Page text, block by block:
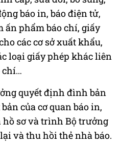
báo in, báo điện tử,
ấn phẩm báo chí, giấy
các cơ sở xuất khẩu,
loại giấy phép khác liên
chí…
quyết định đình bản
của cơ quan báo in,
sơ và trình Bộ trưởng
và thu hồi thẻ nhà báo.